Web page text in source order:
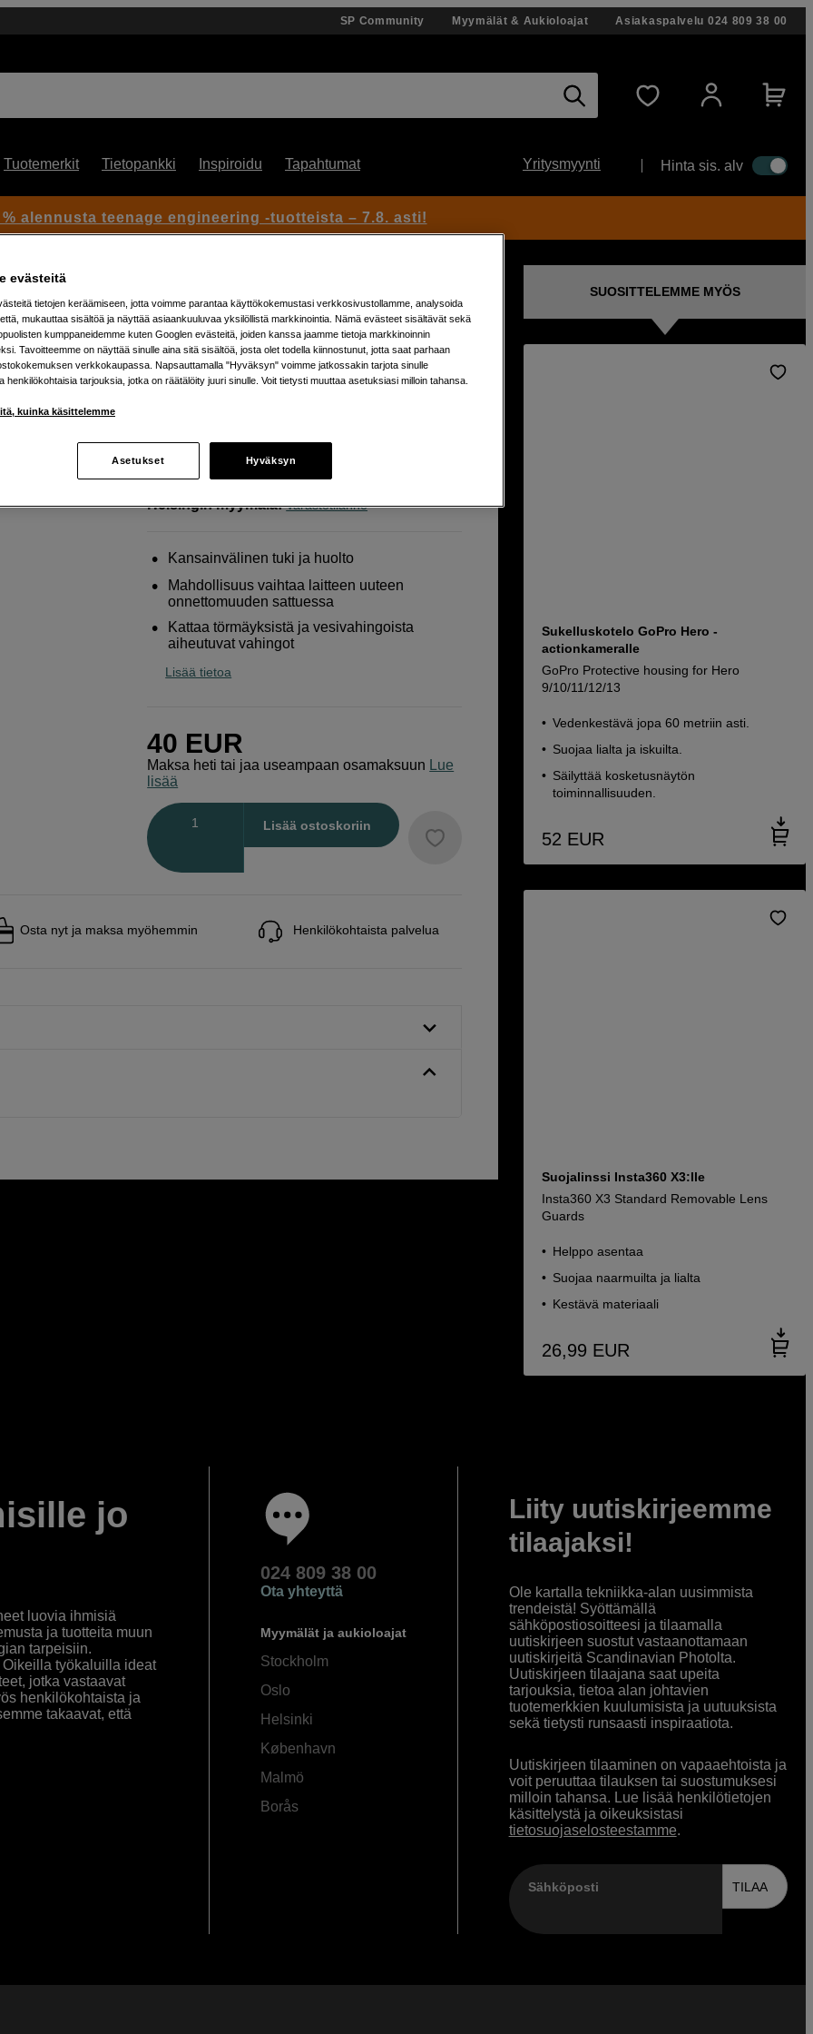
SP Community Myymälät & Aukioloajat Asiakaspalvelu 024 809 38 00
Tuotemerkit Tietopankki Inspiroidu Tapahtumat Yritysmyynti Hinta sis. alv
Artikkeli: 1049719
Verkkokauppa:Varastossa
Helsingin myymälä: Varastotilanne
Kansainvälinen tuki ja huolto
Mahdollisuus vaihtaa laitteen uuteen
onnettomuuden sattuessa
Kattaa törmäyksistä ja vesivahingoista
aiheutuvat vahingot
Lisää tietoa
40 EUR
Maksa heti tai jaa useampaan osamaksuun
Lue
lisää
Lisää ostoskoriin
Osta nyt ja maksa myöhemmin Henkilökohtaista palvelua
SUOSITTELEMME MYÖS
Sukelluskotelo GoPro Hero -
actionkameralle
GoPro Protective housing for Hero
9/10/11/12/13
Vedenkestävä jopa 60 metriin asti.
Suojaa lialta ja iskuilta.
Säilyttää kosketusnäytön
toiminnallisuuden.
52 EUR
Suojalinssi Insta360 X3:lle
Insta360 X3 Standard Removable Lens
Guards
Helppo asentaa
Suojaa naarmuilta ja lialta
Kestävä materiaali
26,99 EUR
jo
luovia ihmisiä
ja tuotteita muun
tarpeisiin.
työkaluilla ideat
jotka vastaavat
henkilökohtaista ja
takaavat, että
024 809 38 00
Ota yhteyttä
Myymälät ja aukioloajat
Stockholm
Oslo
Helsinki
København
Malmö
Borås
Liity uutiskirjeemme
tilaajaksi!
Ole kartalla tekniikka-alan uusimmista
trendeistä! Syöttämällä
sähköpostiosoitteesi ja tilaamalla
uutiskirjeen suostut vastaanottamaan
uutiskirjeitä Scandinavian Photolta.
Uutiskirjeen tilaajana saat upeita
tarjouksia, tietoa alan johtavien
tuotemerkkien kuulumisista ja uutuuksista
sekä tietysti runsaasti inspiraatiota.
Uutiskirjeen tilaaminen on vapaaehtoista ja
voit peruuttaa tilauksen tai suostumuksesi
milloin tahansa. Lue lisää henkilötietojen
käsittelystä ja oikeuksistasi
tietosuojaselosteestamme.
Sähköposti TILAA
% alennusta teenage engineering -tuotteista – 7.8. asti!
evästeitä
tietojen keräämiseen, jotta voimme parantaa käyttökokemustasi verkkosivustollamme, analysoida
mukauttaa sisältöä ja näyttää asiaankuuluvaa yksilöllistä markkinointia. Nämä evästeet sisältävät sekä
kumppaneidemme kuten Googlen evästeitä, joiden kanssa jaamme tietoja markkinoinnin
Tavoitteemme on näyttää sinulle aina sitä sisältöä, josta olet todella kiinnostunut, jotta saat parhaan
verkkokaupassa. Napsauttamalla "Hyväksyn" voimme jatkossakin tarjota sinulle
henkilökohtaisia tarjouksia, jotka on räätälöity juuri sinulle. Voit tietysti muuttaa asetuksiasi milloin tahansa.
kuinka käsittelemme
Asetukset Hyväksyn